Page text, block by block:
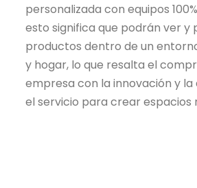
personalizada con equipos
esto significa que podrán ver y
productos dentro de un
y hogar, lo que resalta el
empresa con la innovación y la
el servicio para crear espacios